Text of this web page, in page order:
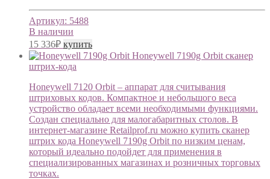
Артикул: 5488
В наличии
15 336₽ купить
Honeywell 7190g Orbit cканер
штрих-кода
Honeywell 7120 Orbit – аппарат для считывания
штриховых кодов. Компактное и небольшого веса
устройство обладает всеми необходимыми функциями.
Создан специально для малогабаритных столов. В
интернет-магазине Retailprof.ru можно купить сканер
штрих кода Honeywell 7190g Orbit по низким ценам,
который идеально подойдет для применения в
специализированных магазинах и розничных торговых
точках.